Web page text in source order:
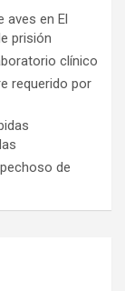
aves en El
prisión
clínico
requerido por
de